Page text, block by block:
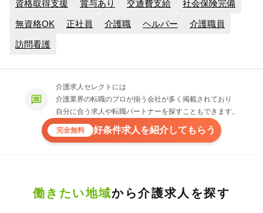
資格取得支援 賞与あり 交通費支給 社会保険完備
無資格OK 正社員 介護職 ヘルパー 介護職員
訪問看護
介護求人セレクトには
介護業界の転職のプロが揃う会社が多く掲載されており
自分に合う求人や転職パートナーを探すこともできます。
完全無料 好条件求人を紹介してもらう
働きたい地域から介護求人を探す